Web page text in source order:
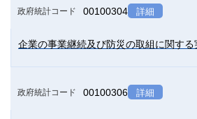
政府統計コード 00100304 詳細
企業の事業継続及び防災の取組に関する
政府統計コード 00100306 詳細